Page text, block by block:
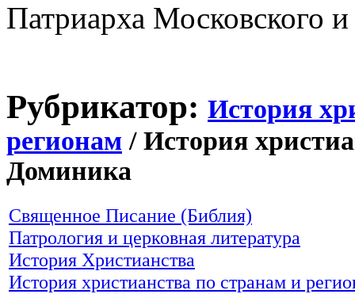
Патриарха Московского
Рубрикатор: История
регионам / История
Доминика
Священное Писание (Библия)
Патрология и церковная литература
История Христианства
История христианства по странам и